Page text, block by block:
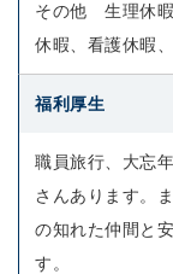
その他 生理休暇
休暇、看護休暇
福利厚生
職員旅行、大忘
さんあります。
の知れた仲間と
す。